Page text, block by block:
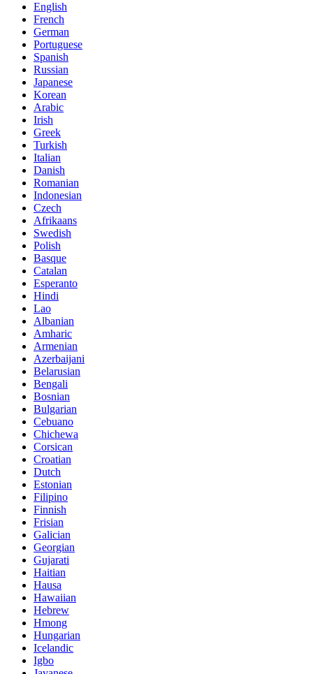
English
French
German
Portuguese
Spanish
Russian
Japanese
Korean
Arabic
Irish
Greek
Turkish
Italian
Danish
Romanian
Indonesian
Czech
Afrikaans
Swedish
Polish
Basque
Catalan
Esperanto
Hindi
Lao
Albanian
Amharic
Armenian
Azerbaijani
Belarusian
Bengali
Bosnian
Bulgarian
Cebuano
Chichewa
Corsican
Croatian
Dutch
Estonian
Filipino
Finnish
Frisian
Galician
Georgian
Gujarati
Haitian
Hausa
Hawaiian
Hebrew
Hmong
Hungarian
Icelandic
Igbo